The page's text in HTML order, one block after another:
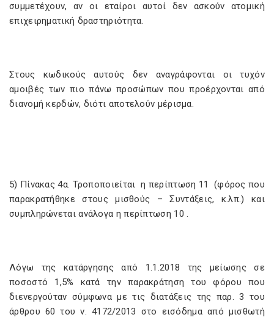
συμμετέχουν, αν οι εταίροι αυτοί δεν ασκούν ατομική
επιχειρηματική δραστηριότητα.
Στους κωδικούς αυτούς δεν αναγράφονται οι τυχόν
αμοιβές των πιο πάνω προσώπων που προέρχονται από
διανομή κερδών, διότι αποτελούν μέρισμα.
5) Πίνακας 4α. Τροποποιείται η περίπτωση 11 (φόρος που
παρακρατήθηκε στους μισθούς – Συντάξεις, κ.λπ.) και
συμπληρώνεται ανάλογα η περίπτωση 10 .
Λόγω της κατάργησης από 1.1.2018 της μείωσης σε
ποσοστό 1,5% κατά την παρακράτηση του φόρου που
διενεργούταν σύμφωνα με τις διατάξεις της παρ. 3 του
άρθρου 60 του ν. 4172/2013 στο εισόδημα από μισθωτή